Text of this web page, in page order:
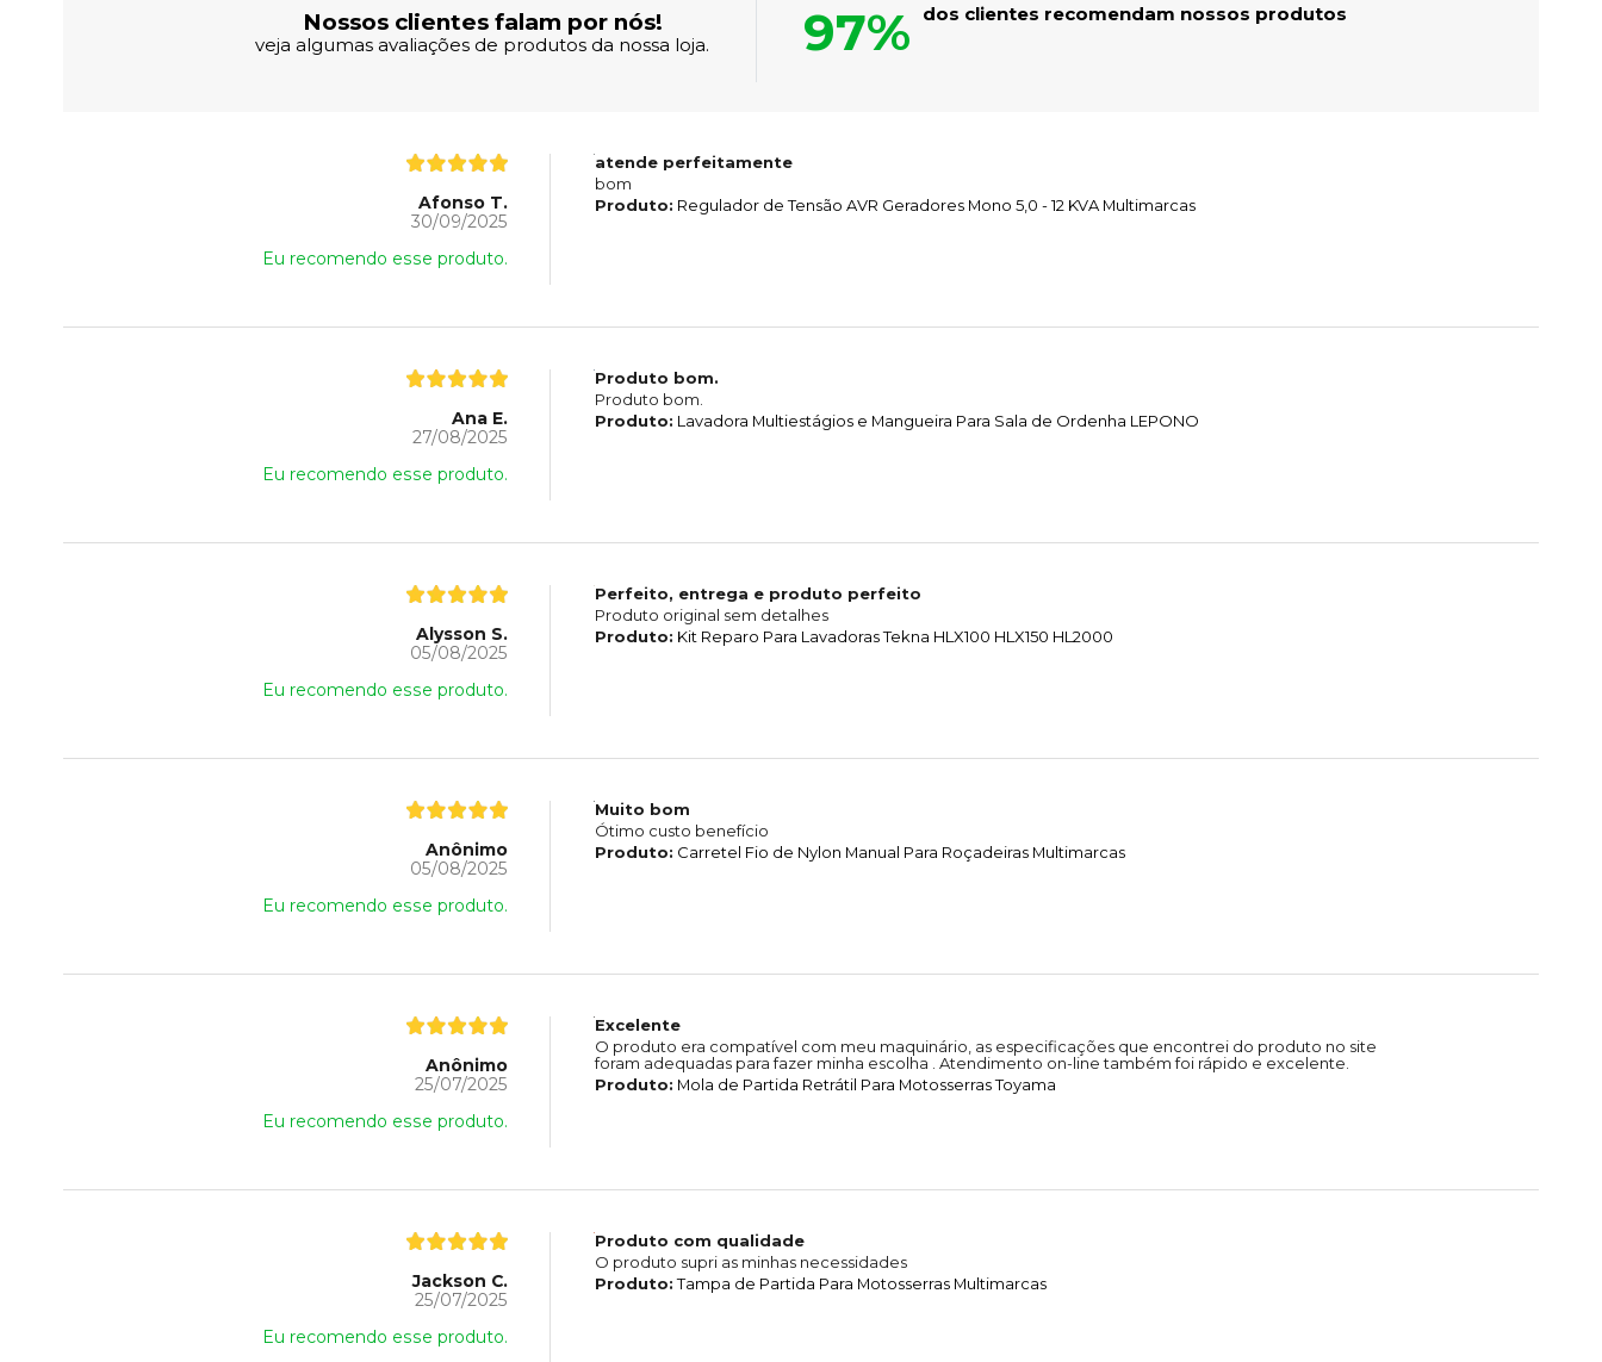
Nossos clientes falam por nós!
veja algumas avaliações de produtos da nossa loja. 97% dos clientes recomendam nossos produtos
Afonso T.
30/09/2025
Eu recomendo esse produto.
atende perfeitamente
bom
Produto: Regulador de Tensão AVR Geradores Mono 5,0 - 12 KVA Multimarcas
Ana E.
27/08/2025
Eu recomendo esse produto.
Produto bom.
Produto bom.
Produto: Lavadora Multiestágios e Mangueira Para Sala de Ordenha LEPONO
Alysson S.
05/08/2025
Eu recomendo esse produto.
Perfeito, entrega e produto perfeito
Produto original sem detalhes
Produto: Kit Reparo Para Lavadoras Tekna HLX100 HLX150 HL2000
Anônimo
05/08/2025
Eu recomendo esse produto.
Muito bom
Ótimo custo benefício
Produto: Carretel Fio de Nylon Manual Para Roçadeiras Multimarcas
Anônimo
25/07/2025
Eu recomendo esse produto.
Excelente
O produto era compatível com meu maquinário, as especificações que encontrei do produto no site
foram adequadas para fazer minha escolha . Atendimento on-line também foi rápido e excelente.
Produto: Mola de Partida Retrátil Para Motosserras Toyama
Jackson C.
25/07/2025
Eu recomendo esse produto.
Produto com qualidade
O produto supri as minhas necessidades
Produto:Tampa de Partida Para Motosserras Multimarcas